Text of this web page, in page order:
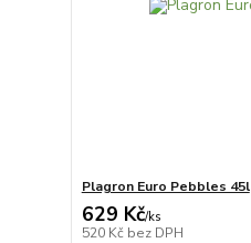
Plagron Euro Pebbles 45l
629 Kč/ks
520 Kč bez DPH